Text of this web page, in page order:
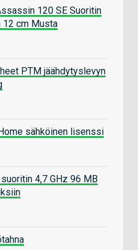
120 SE Suoritin
cm Musta
PTM jäähdytyslevyn
sähköinen lisenssi
4,7 GHz 96 MB